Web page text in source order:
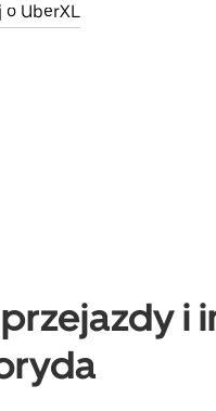
o UberXL
i